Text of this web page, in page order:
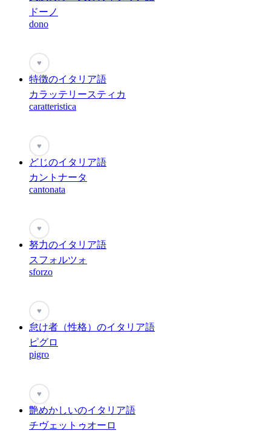
ドーノ
dono
♥
特徴のイタリア語
カラッテリースティカ
caratteristica
♥
どじのイタリア語
カントナータ
cantonata
♥
努力のイタリア語
スフォルツォ
sforzo
♥
怠け者（性格）のイタリア語
ピグロ
pigro
♥
艶めかしいのイタリア語
チヴェットゥオーロ